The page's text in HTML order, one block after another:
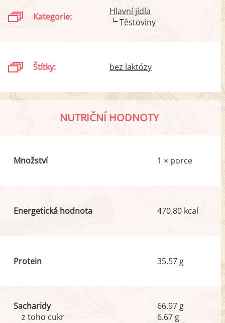
Kategorie:
Hlavní jídla
Těstoviny
Štítky: bez laktózy
NUTRIČNÍ HODNOTY
Množství 1 × porce
Energetická hodnota 470.80 kcal
Protein 35.57 g
Sacharidy
z toho cukr
66.97 g
6.67 g